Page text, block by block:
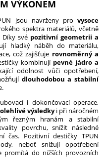
VÝKONEM
jsou navrženy pro vysoce
spektra materiálů, včetně
své pozitivní geometrii a
hladký náběh do materiálu,
což zajišťuje rovnoměrný a
kombinují pevné jádro a
odolnost vůči opotřebení,
dlouhodobou a stabilní
i dokončovací operace,
výsledkyi při náročném
řezným hranám a stabilní
povrchu, snížit následné
čas. Pozitivní destičky TPUN
neboť snižují opotřebení
promítá do nižších provozních